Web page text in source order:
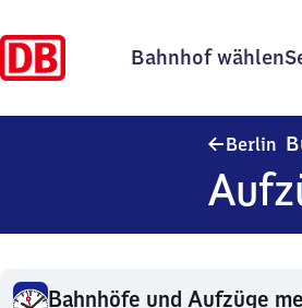
Bahnhof wählen
Berlin
Bahnhöfe und Aufzüge